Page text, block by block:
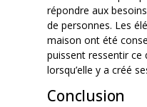
répondre aux
de personnes. Les
maison ont été
puissent ressentir ce
lorsqu’elle y a créé
Conclusion